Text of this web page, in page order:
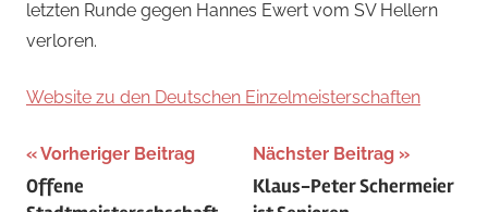
letzten Runde gegen Hannes Ewert vom SV Hellern
verloren.
Website zu den Deutschen Einzelmeisterschaften
Beitragsnavigation
Vorheriger Beitrag
Offene
Nächster Beitrag
Klaus-Peter Schermeier